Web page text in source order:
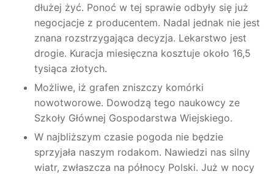
dłużej żyć. Ponoć w tej sprawie odbyły się już
negocjacje z producentem. Nadal jednak nie jest
znana rozstrzygająca decyzja. Lekarstwo jest
drogie. Kuracja miesięczna kosztuje około 16,5
tysiąca złotych.
Możliwe, iż grafen zniszczy komórki
nowotworowe. Dowodzą tego naukowcy ze
Szkoły Głównej Gospodarstwa Wiejskiego.
W najbliższym czasie pogoda nie będzie
sprzyjała naszym rodakom. Nawiedzi nas silny
wiatr, zwłaszcza na północy Polski. Już w nocy